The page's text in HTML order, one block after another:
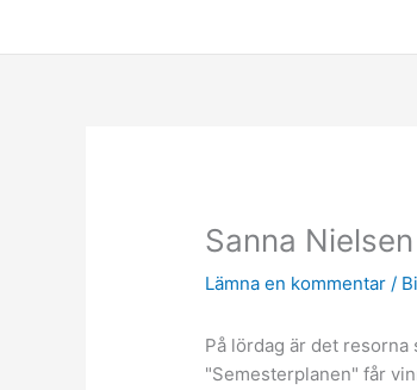
Sanna
Lämna en kommentar /
På lördag är det
"Semesterplanen" får